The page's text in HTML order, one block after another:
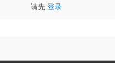
请先 登录